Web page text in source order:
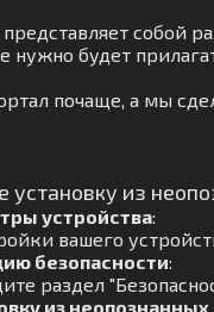
собой
нужно будет
почаще, а мы
установку из
устройства:
вашего
безопасности:
раздел
из